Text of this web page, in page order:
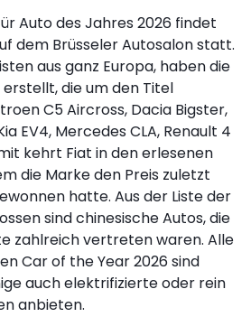
Auto des Jahres 2026 findet
dem Brüsseler Autosalon statt.
aus ganz Europa, haben die
erstellt, die um den Titel
C5 Aircross, Dacia Bigster,
EV4, Mercedes CLA, Renault 4
kehrt Fiat in den erlesenen
die Marke den Preis zuletzt
hatte. Aus der Liste der
sind chinesische Autos, die
zahlreich vertreten waren. Alle
Car of the Year 2026 sind
auch elektrifizierte oder rein
anbieten.